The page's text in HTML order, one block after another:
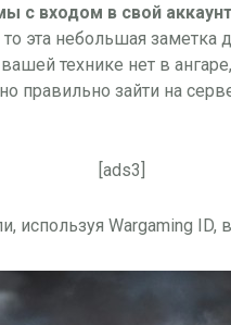
с входом в свой
то эта небольшая заметка
технике нет в
правильно зайти на
[ads3]
используя Wargaming ID,